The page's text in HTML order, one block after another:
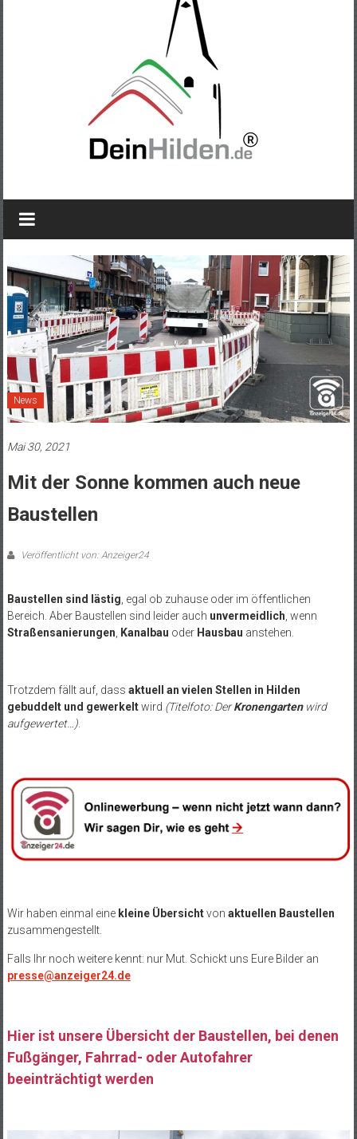
News
Mai 30, 2021
Mit der Sonne kommen auch neue
Baustellen
Veröffentlicht von: Anzeiger24
Baustellen sind lästig , egal ob zuhause oder im öffentlichen
Bereich. Aber Baustellen sind leider auch unvermeidlich , wenn
Straßensanierungen Kanalbau oder Hausbau anstehen.
Trotzdem fällt auf, dass aktuell an vielen Stellen in Hilden
gebuddelt und gewerkeltwird (Titelfoto: DerKronengartenwird
aufgewertet…).
Wir haben einmal eine kleine Übersichtvon aktuellen Baustellen
zusammengestellt.
Falls Ihr noch weitere kennt: nur Mut. Schickt uns Eure Bilder an
presse@anzeiger24.de
Hier ist unsere Übersicht der Baustellen, bei denen
Fußgänger, Fahrrad- oder Autofahrer
beeinträchtigt werden